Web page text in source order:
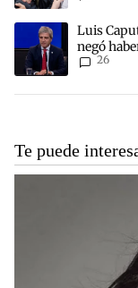
Un artículo de
Luis
negó
26